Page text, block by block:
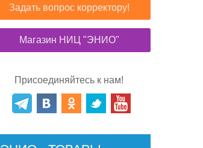
Задать вопрос корректору!
Магазин НИЦ "ЭНИО"
Присоединяйтесь к нам!